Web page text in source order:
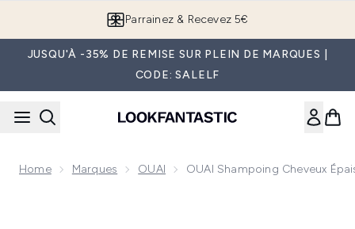
Parrainez & Recevez 5€
JUSQU'À -35% DE REMISE SUR PLEIN DE MARQUES |
CODE: SALELF
Home Marques OUAI OUAI Shampoing Cheveux